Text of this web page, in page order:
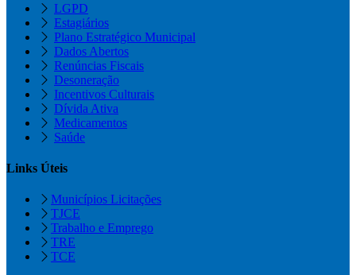
LGPD
Estagiários
Plano Estratégico Municipal
Dados Abertos
Renúncias Fiscais
Desoneração
Incentivos Culturais
Dívida Ativa
Medicamentos
Saúde
Links Úteis
Municípios Licitações
TJCE
Trabalho e Emprego
TRE
TCE